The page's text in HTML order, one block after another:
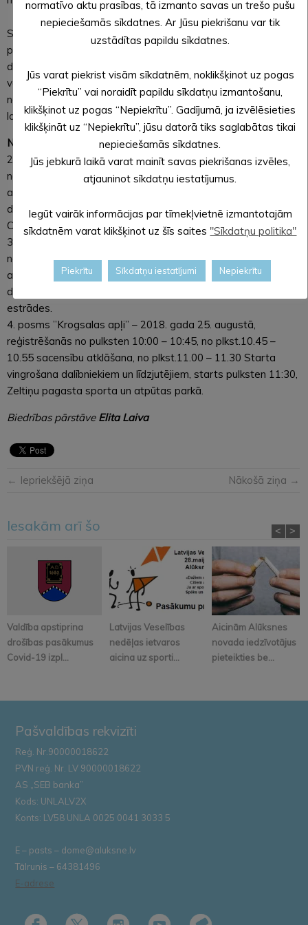
Sacensību dalībnieki un līdzjutēji bija ļoti apmierināti par
pasākumu, jo tas noritēja draudzīgā atmosfērā, kā arī izteica
domu, ka ar nepacietību gaidīs nākamo posmu, jo tas notiks
vēlu vakarā, bet apbalvošana pusnaktī. Ar pasākuma
nolikumu var iepazīties Alūksnes novada pašvaldības mājas
lapā www.aluksne.lv sadaļā sports.
Nākamie sacensību posmi:
2. posms ”Alpu pļavas” – 2018. gada 22. jūnijā, reģistrēšanās
no pulksten 20:30 – 21.15, no plkst.21.15 – 21.25 sacensību
atklāšana, no plkst.21.30 – 22.00 Starta vingrošana
dalībniekiem un līdzjutējiem, starts pulksten 22:00, Andreja
Cauka nekustamajā īpašumā ”Alpi”
3. posms ”Estrādes loki” – 2018. gada 28. jūlijā, reģistrēšanās
no pulksten 10:00 – 10:45, no plkst.10.45 – 10.55 sacensību
atklāšana, no plkst.11.00 – 11.30 Starta vingrošana
dalībniekiem un līdzjutējiem, starts pulksten 11:30, pie Zeltiņu
estrādes.
4. posms ”Krogsalas apļi” – 2018. gada 25. augustā,
reģistrēšanās no pulksten 10:00 – 10:45, no plkst.10.45 –
10.55 sacensību atklāšana, no plkst.11.00 – 11.30 Starta
vingrošana dalībniekiem un līdzjutējiem, starts pulksten 11:30,
Zeltiņu pagasta sporta un atpūtas parkā.
Biedrības pārstāve Elita Laiva
← Iepriekšējā ziņa Nākošā ziņa →
Iesakām arī šo
Valdība apstiprina
drošības pasākumus
Covid-19 izpl...
Latvijas Veselības
nedēļas ietvaros
aicina uz sporti...
Aicinām Alūksnes
novada iedzīvotājus
pieteikties be...
< >
Pašvaldības rekvizīti
Reģ. Nr.90000018622
PVN reģ. Nr. LV 90000018622
AS „SEB banka”
Kods: UNLALV2X
Konts: LV58 UNLA 0025 0041 3033 5
E – pasts – dome@aluksne.lv
Tālrunis – 64381496
E-adrese
normatīvo aktu prasības, tā izmanto savas un trešo pušu
nepieciešamās sīkdatnes. Ar Jūsu piekrišanu var tik
uzstādītas papildu sīkdatnes.
Jūs varat piekrist visām sīkdatnēm, noklikšķinot uz pogas
“Piekrītu” vai noraidīt papildu sīkdatņu izmantošanu,
klikšķinot uz pogas “Nepiekrītu”. Gadījumā, ja izvēlēsieties
klikšķināt uz “Nepiekrītu”, jūsu datorā tiks saglabātas tikai
nepieciešamās sīkdatnes.
Jūs jebkurā laikā varat mainīt savas piekrišanas izvēles,
atjauninot sīkdatņu iestatījumus.
Iegūt vairāk informācijas par tīmekļvietnē izmantotajām
sīkdatnēm varat klikšķinot uz šīs saites "Sīkdatņu politika"
Piekrītu Sīkdatņu iestatījumi Nepiekrītu